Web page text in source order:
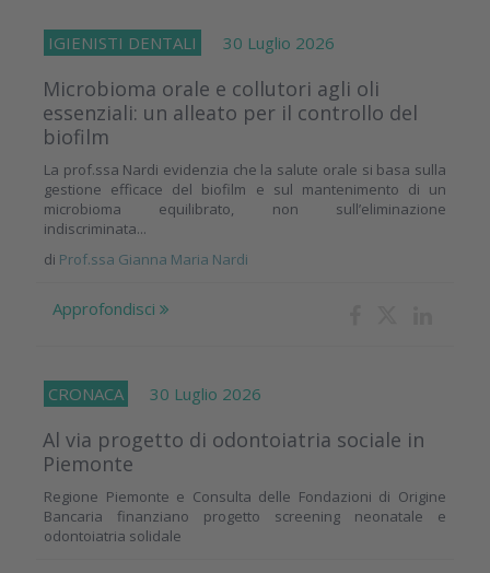
IGIENISTI DENTALI 30 Luglio 2026
Microbioma orale e collutori agli oli
essenziali: un alleato per il controllo del
biofilm
La prof.ssa Nardi evidenzia che la salute orale si basa sulla
gestione efficace del biofilm e sul mantenimento di un
microbioma equilibrato, non sull’eliminazione
indiscriminata...
di Prof.ssa Gianna Maria Nardi
Approfondisci
CRONACA 30 Luglio 2026
Al via progetto di odontoiatria sociale in
Piemonte
Regione Piemonte e Consulta delle Fondazioni di Origine
Bancaria finanziano progetto screening neonatale e
odontoiatria solidale